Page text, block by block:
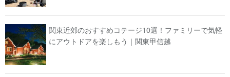
関東近郊のおすすめコテージ10選！ファミリーで気軽
にアウトドアを楽しもう｜関東甲信越